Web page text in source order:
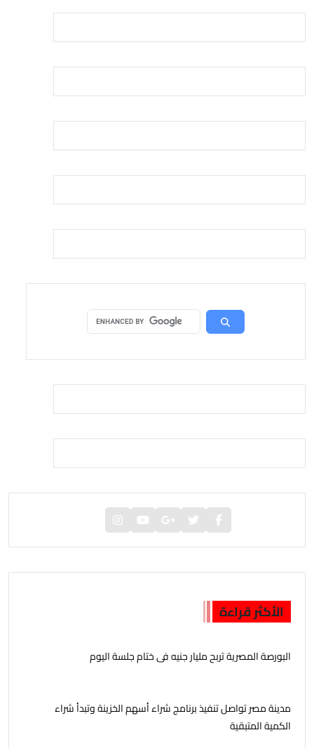
الأكثر قراءة
البورصة المصرية تربح مليار جنيه فى ختام جلسة اليوم
مدينة مصر تواصل تنفيذ برنامج شراء أسهم الخزينة وتبدأ شراء
الكمية المتبقية